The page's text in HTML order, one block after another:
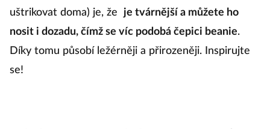
uštrikovat doma) je, že
je tvárnější a můžete ho
nosit i dozadu, čímž se víc podobá čepici beanie.
Díky tomu působí ležérněji a přirozeněji. Inspirujte
se!